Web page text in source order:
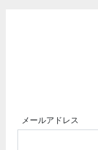
メールアドレス